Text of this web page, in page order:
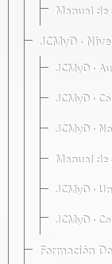
Manual de
JCMyD ·
JCMyD ·
JCMyD ·
JCMyD ·
Manual de
JCMyD ·
JCMyD ·
Formación